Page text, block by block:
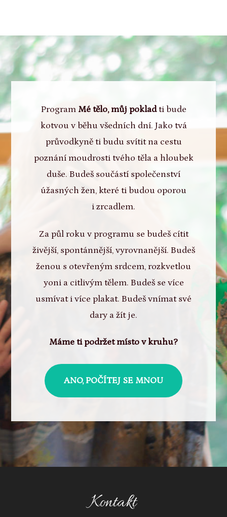
ProgramMé tělo, můj pokladti bude
kotvou v běhu všedních dní. Jako tvá
průvodkyně ti budu svítit na cestu
poznání moudrosti tvého těla a hloubek
duše. Budeš součástí společenství
úžasných žen, které ti budou oporou
i zrcadlem.
Za půl roku v programu se budeš cítit
živější, spontánnější, vyrovnanější. Budeš
ženou s otevřeným srdcem, rozkvetlou
yoni a citlivým tělem. Budeš se více
usmívat i více plakat. Budeš vnímat své
dary a žít je.
Máme ti podržet místo v kruhu?
ANO, POČÍTEJ SE MNOU
Kontakt